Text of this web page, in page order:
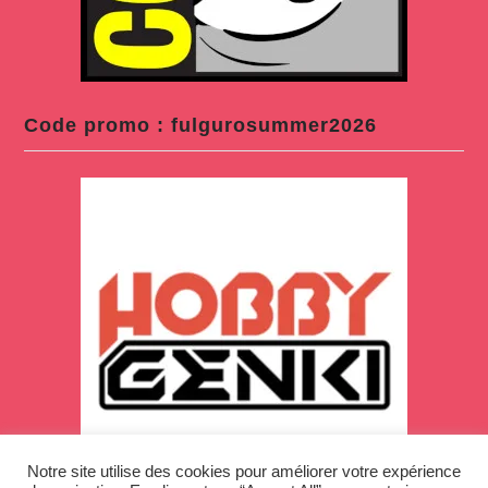
Code promo : fulgurosummer2026
Notre site utilise des cookies pour améliorer votre expérience